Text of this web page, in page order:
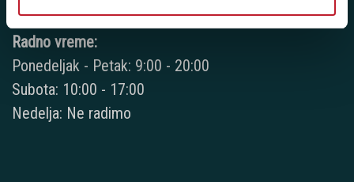
+381 11 2688 069
Radno vreme:
Ponedeljak - Petak: 9:00 - 20:00
Subota: 10:00 - 17:00
Nedelja: Ne radimo